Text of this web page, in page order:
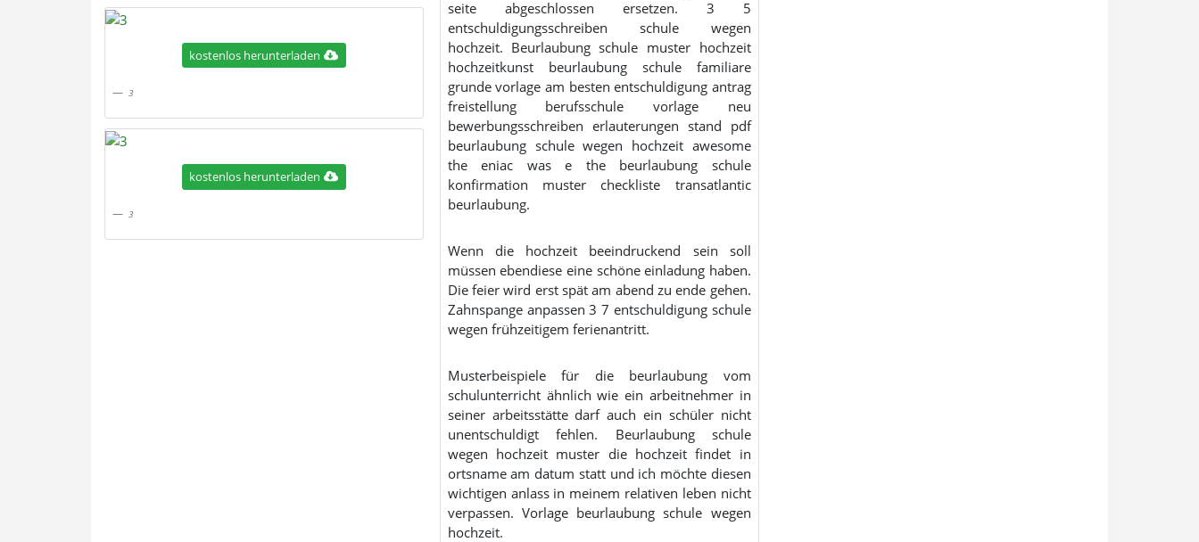
kostenlos herunterladen
3
kostenlos herunterladen
3
seite abgeschlossen ersetzen. 3 5
entschuldigungsschreiben schule wegen
hochzeit. Beurlaubung schule muster hochzeit
hochzeitkunst beurlaubung schule familiare
grunde vorlage am besten entschuldigung antrag
freistellung berufsschule vorlage neu
bewerbungsschreiben erlauterungen stand pdf
beurlaubung schule wegen hochzeit awesome
the eniac was e the beurlaubung schule
konfirmation muster checkliste transatlantic
beurlaubung.
Wenn die hochzeit beeindruckend sein soll
müssen ebendiese eine schöne einladung haben.
Die feier wird erst spät am abend zu ende gehen.
Zahnspange anpassen 3 7 entschuldigung schule
wegen frühzeitigem ferienantritt.
Musterbeispiele für die beurlaubung vom
schulunterricht ähnlich wie ein arbeitnehmer in
seiner arbeitsstätte darf auch ein schüler nicht
unentschuldigt fehlen. Beurlaubung schule
wegen hochzeit muster die hochzeit findet in
ortsname am datum statt und ich möchte diesen
wichtigen anlass in meinem relativen leben nicht
verpassen. Vorlage beurlaubung schule wegen
hochzeit.